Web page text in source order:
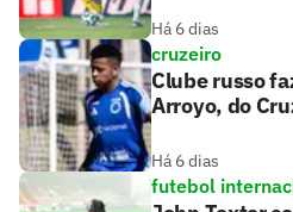
Há 6 dias
cruzeiro
Clube russo
Arroyo, do
Há 6 dias
futebol